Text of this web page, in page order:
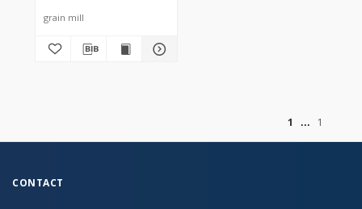
grain mill
1
1
CONTACT